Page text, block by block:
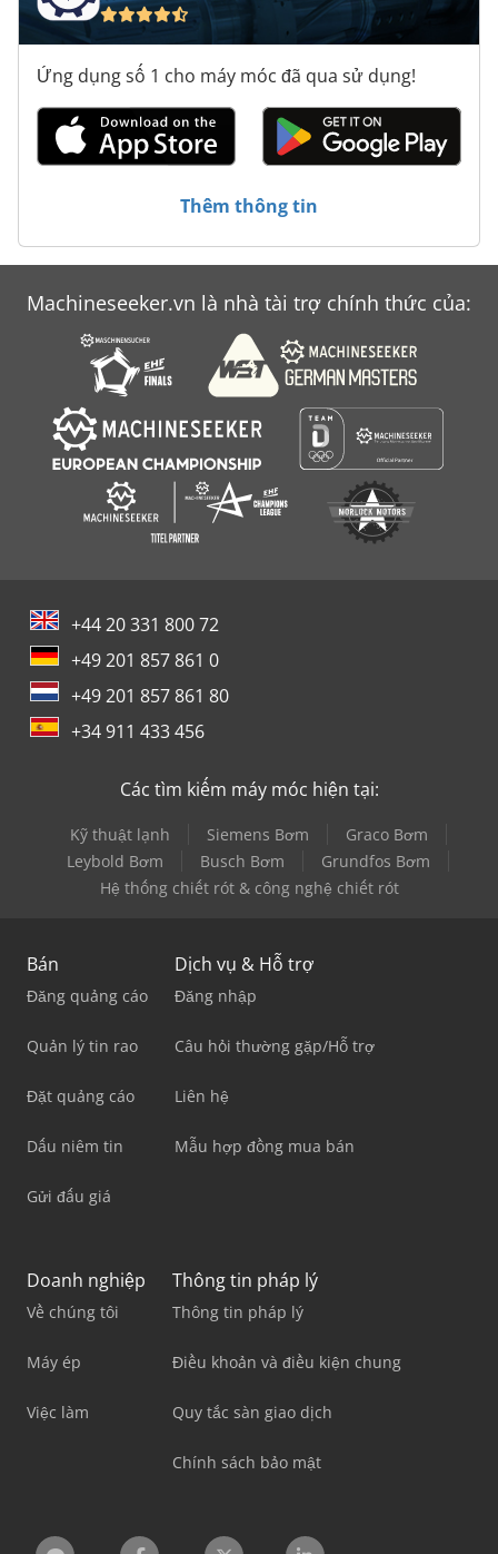
Ứng dụng số 1 cho máy móc đã qua sử dụng!
Thêm thông tin
Machineseeker.vn là nhà tài trợ chính thức của:
+44 20 331 800 72
+49 201 857 861 0
+49 201 857 861 80
+34 911 433 456
Các tìm kiếm máy móc hiện tại:
Kỹ thuật lạnh Siemens Bơm
Graco Bơm
Leybold Bơm
Busch Bơm
Grundfos Bơm
Hệ thống chiết rót & công nghệ chiết rót
Bán
Đăng quảng cáo
Quản lý tin rao
Đặt quảng cáo
Dấu niêm tin
Gửi đấu giá
Dịch vụ & Hỗ trợ
Đăng nhập
Câu hỏi thường gặp/Hỗ trợ
Liên hệ
Mẫu hợp đồng mua bán
Doanh nghiệp
Về chúng tôi
Máy ép
Việc làm
Thông tin pháp lý
Thông tin pháp lý
Điều khoản và điều kiện chung
Quy tắc sàn giao dịch
Chính sách bảo mật